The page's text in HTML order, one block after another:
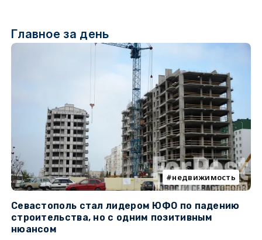
Главное за день
недвижимость
Севастополь стал лидером ЮФО по падению
строительства, но с одним позитивным
нюансом